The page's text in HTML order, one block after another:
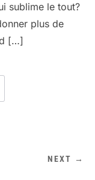
sublime le tout?
plus de
[…]
NEXT →